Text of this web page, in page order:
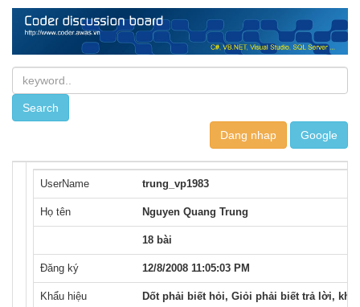
Dang nhap
UserName trung_vp1983
Họ tên Nguyen Quang Trung
18 bài
Đăng ký 12/8/2008 11:05:03 PM
Khẩu hiệu
Dốt phải biết hỏi, Giỏi phải biết trả lời,